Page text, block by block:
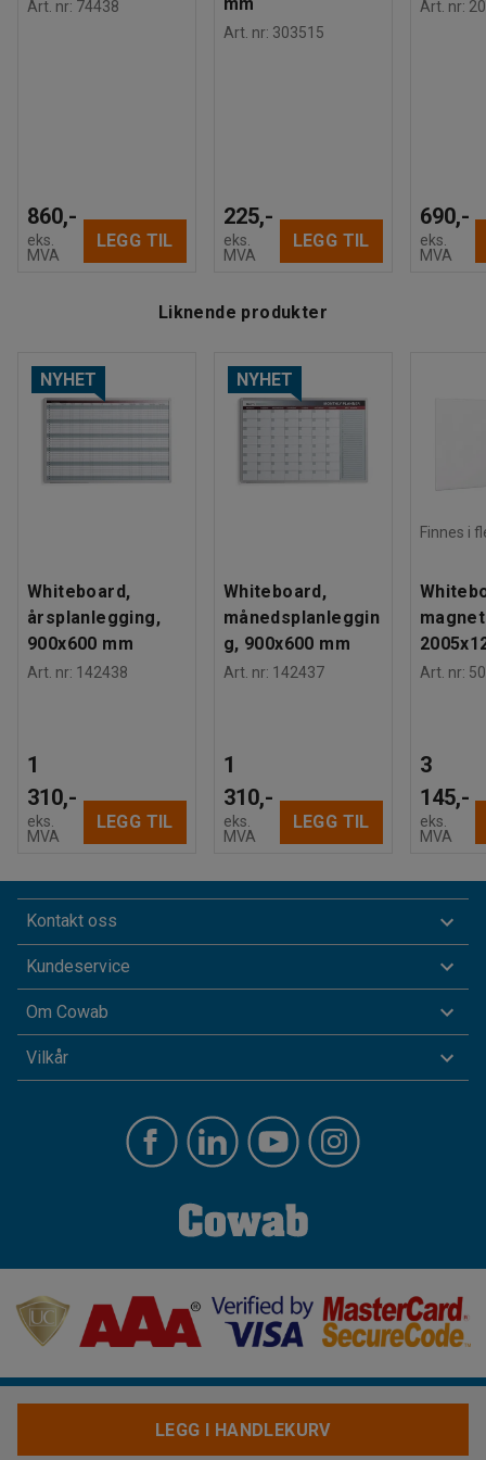
Art. nr: 74438
860,-
eks.
MVA
LEGG TIL
Art. nr: 303515
225,-
eks.
MVA
LEGG TIL
Art. nr:
690,-
eks.
MVA
Liknende produkter
NYHET
Whiteboard,
årsplanlegging,
900x600 mm
Art. nr: 142438
1
310,-
eks.
MVA
LEGG TIL
NYHET
Whiteboard,
månedsplanleggin
g, 900x600 mm
Art. nr: 142437
1
310,-
eks.
MVA
LEGG TIL
Finnes i
Art. nr:
3
145,-
eks.
MVA
Kontakt oss
Kundeservice
Om Cowab
Vilkår
LEGG I HANDLEKURV